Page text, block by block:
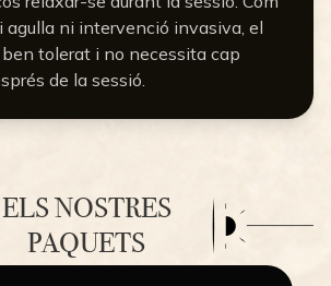
agulla ni intervenció invasiva, el
tolerat i no necessita cap
de la sessió.
ELS NOSTRES
PAQUETS